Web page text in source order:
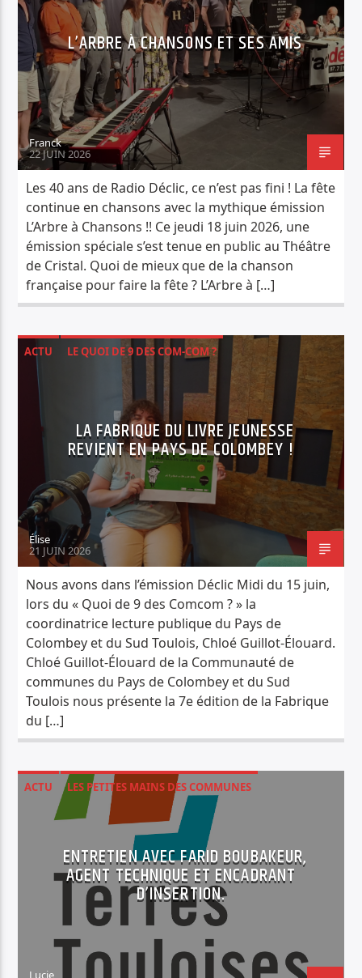
L’ARBRE À CHANSONS ET SES AMIS
Franck
22 JUIN 2026
Les 40 ans de Radio Déclic, ce n’est pas fini ! La fête
continue en chansons avec la mythique émission
L’Arbre à Chansons !! Ce jeudi 18 juin 2026, une
émission spéciale s’est tenue en public au Théâtre
de Cristal. Quoi de mieux que de la chanson
française pour faire la fête ? L’Arbre à […]
ACTU
LE QUOI DE 9 DES COM-COM ?
SOCIÉTÉ
LA FABRIQUE DU LIVRE JEUNESSE
REVIENT EN PAYS DE COLOMBEY !
Élise
21 JUIN 2026
Nous avons dans l’émission Déclic Midi du 15 juin,
lors du « Quoi de 9 des Comcom ? » la
coordinatrice lecture publique du Pays de
Colombey et du Sud Toulois, Chloé Guillot-Élouard.
Chloé Guillot-Élouard de la Communauté de
communes du Pays de Colombey et du Sud
Toulois nous présente la 7e édition de la Fabrique
du […]
ACTU
LES PETITES MAINS DES COMMUNES
SOCIÉTÉ
ENTRETIEN AVEC FARID BOUBAKEUR,
AGENT TECHNIQUE ET ENCADRANT
D’INSERTION.
Lucie